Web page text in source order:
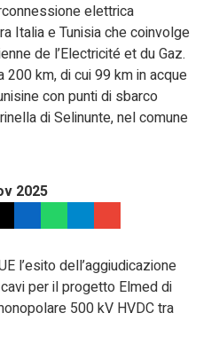
elettrica
Italia e Tunisia che coinvolge
de l’Electricité et du Gaz.
km, di cui 99 km in acque
con punti di sbarco
di Selinunte, nel comune
2025
l’esito dell’aggiudicazione
per il progetto Elmed di
500 kV HVDC tra